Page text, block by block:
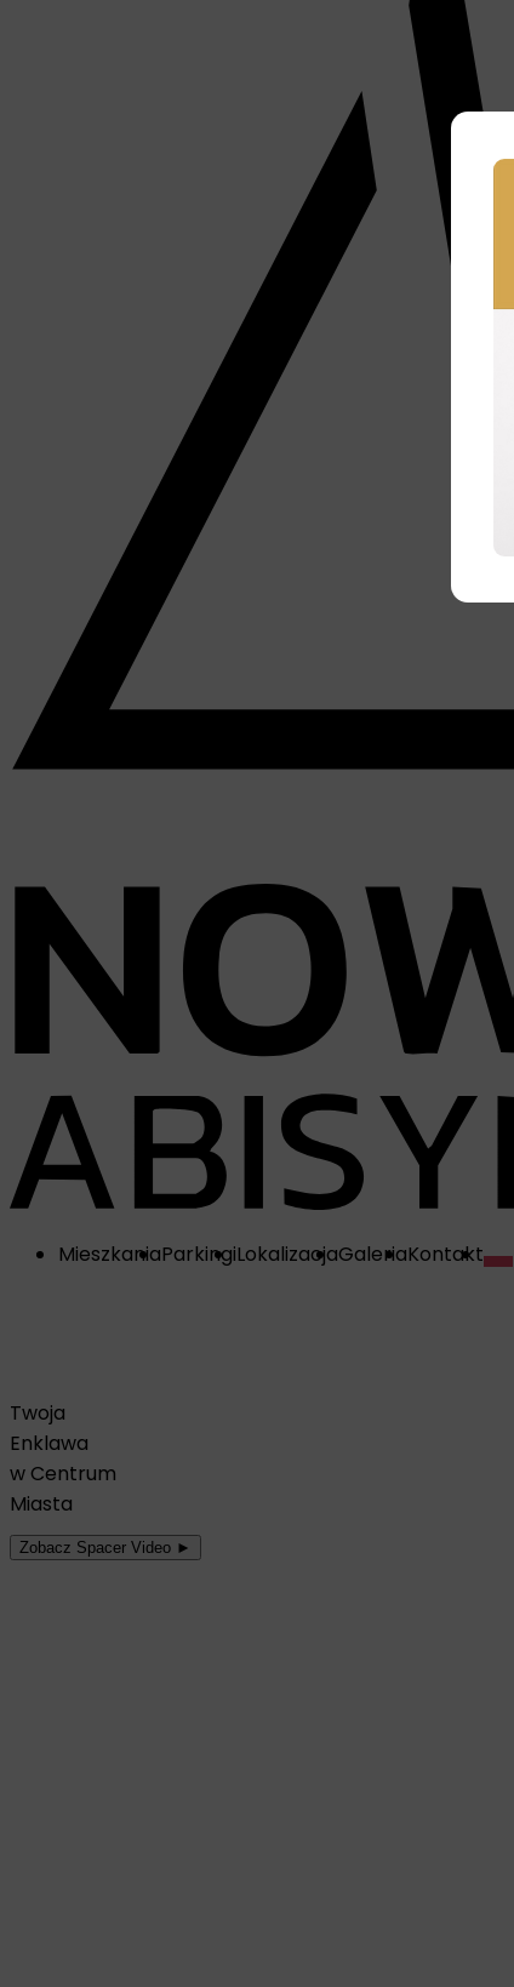
MieszkaniaParkingiLokalizacjaGaleriaKontakt
Twoja
Enklawa
w Centrum
Miasta
Zobacz Spacer Video ►